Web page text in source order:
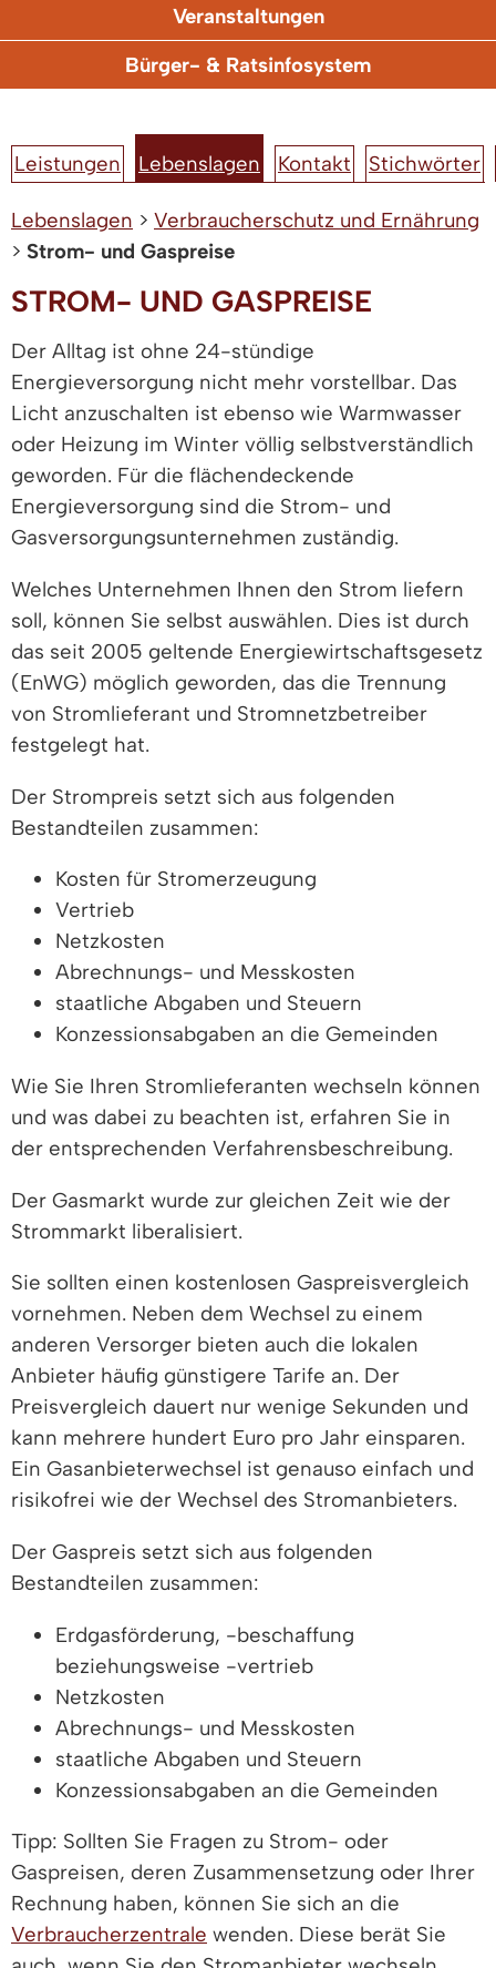
Veranstaltungen
Bürger- & Ratsinfosystem
Leistungen Lebenslagen Kontakt Stichwörter
Lebenslagen > Verbraucherschutz und Ernährung
> Strom- und Gaspreise
STROM- UND GASPREISE
Der Alltag ist ohne 24-stündige
Energieversorgung nicht mehr vorstellbar. Das
Licht anzuschalten ist ebenso wie Warmwasser
oder Heizung im Winter völlig selbstverständlich
geworden. Für die flächendeckende
Energieversorgung sind die Strom- und
Gasversorgungsunternehmen zuständig.
Welches Unternehmen Ihnen den Strom liefern
soll, können Sie selbst auswählen. Dies ist durch
das seit 2005 geltende Energiewirtschaftsgesetz
(EnWG) möglich geworden, das die Trennung
von Stromlieferant und Stromnetzbetreiber
festgelegt hat.
Der Strompreis setzt sich aus folgenden
Bestandteilen zusammen:
Kosten für Stromerzeugung
Vertrieb
Netzkosten
Abrechnungs- und Messkosten
staatliche Abgaben und Steuern
Konzessionsabgaben an die Gemeinden
Wie Sie Ihren Stromlieferanten wechseln können
und was dabei zu beachten ist, erfahren Sie in
der entsprechenden Verfahrensbeschreibung.
Der Gasmarkt wurde zur gleichen Zeit wie der
Strommarkt liberalisiert.
Sie sollten einen kostenlosen Gaspreisvergleich
vornehmen. Neben dem Wechsel zu einem
anderen Versorger bieten auch die lokalen
Anbieter häufig günstigere Tarife an. Der
Preisvergleich dauert nur wenige Sekunden und
kann mehrere hundert Euro pro Jahr einsparen.
Ein Gasanbieterwechsel ist genauso einfach und
risikofrei wie der Wechsel des Stromanbieters.
Der Gaspreis setzt sich aus folgenden
Bestandteilen zusammen:
Erdgasförderung, -beschaffung
beziehungsweise -vertrieb
Netzkosten
Abrechnungs- und Messkosten
staatliche Abgaben und Steuern
Konzessionsabgaben an die Gemeinden
Tipp: Sollten Sie Fragen zu Strom- oder
Gaspreisen, deren Zusammensetzung oder Ihrer
Rechnung haben, können Sie sich an die
Verbraucherzentrale wenden. Diese berät Sie